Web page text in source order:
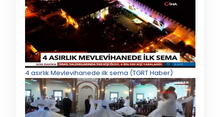
4 asırlık Mevlevihanede ilk sema (TGRT Haber)